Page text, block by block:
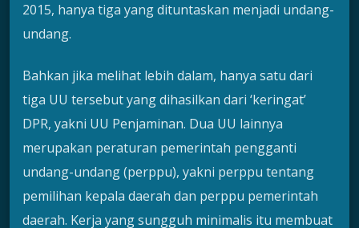
2015, hanya tiga yang dituntaskan menjadi undang-
undang.
Bahkan jika melihat lebih dalam, hanya satu dari
tiga UU tersebut yang dihasilkan dari ‘keringat’
DPR, yakni UU Penjaminan. Dua UU lainnya
merupakan peraturan pemerintah pengganti
undang-undang (perppu), yakni perppu tentang
pemilihan kepala daerah dan perppu pemerintah
daerah. Kerja yang sungguh minimalis itu membuat